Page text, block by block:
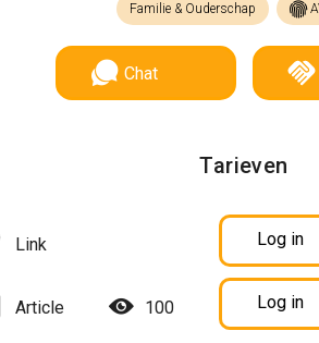
Familie & Ouderschap
Chat
Tarieven
Link Log in
Article 100 Log in